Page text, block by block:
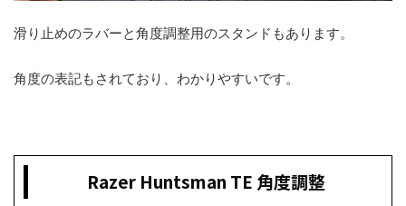
滑り止めのラバーと角度調整用のスタンドもあります。
角度の表記もされており、わかりやすいです。
Razer Huntsman TE 角度調整